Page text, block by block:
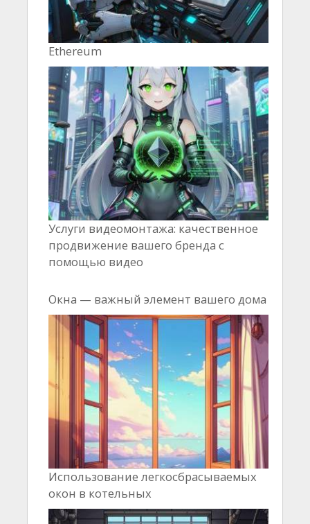
Ethereum
Услуги видеомонтажа: качественное
продвижение вашего бренда с
помощью видео
Окна — важный элемент вашего дома
Использование легкосбрасываемых
окон в котельных